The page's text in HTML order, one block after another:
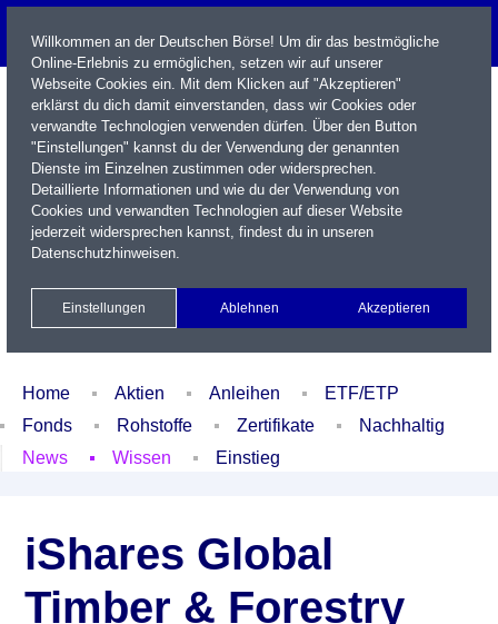
Name / WKN / ISIN / Kürzel
Xetra Realtime
Watchlist Portfolio Login
Home Aktien Anleihen
ETF/ETP
Fonds
Rohstoffe Zertifikate
Nachhaltig
News
Wissen Einstieg
iShares Global
Timber & Forestry
Willkommen an der Deutschen Börse! Um dir das bestmögliche
Online-Erlebnis zu ermöglichen, setzen wir auf unserer
Webseite Cookies ein. Mit dem Klicken auf "Akzeptieren"
erklärst du dich damit einverstanden, dass wir Cookies oder
verwandte Technologien verwenden dürfen. Über den Button
"Einstellungen" kannst du der Verwendung der genannten
Dienste im Einzelnen zustimmen oder widersprechen.
Detaillierte Informationen und wie du der Verwendung von
Cookies und verwandten Technologien auf dieser Website
jederzeit widersprechen kannst, findest du in unseren
Datenschutzhinweisen.
Einstellungen Ablehnen Akzeptieren